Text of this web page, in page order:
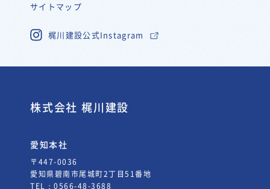
サイトマップ
梶川建設公式Instagram
株式会社 梶川建設
愛知本社
〒447-0036
愛知県碧南市尾城町2丁目51番地
TEL： 0566-48-3688